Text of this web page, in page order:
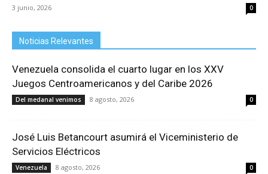
3 junio, 2026 0
Noticias Relevantes
Venezuela consolida el cuarto lugar en los XXV
Juegos Centroamericanos y del Caribe 2026
Del medanal venimos 8 agosto, 2026 0
José Luis Betancourt asumirá el Viceministerio de
Servicios Eléctricos
Venezuela 8 agosto, 2026 0